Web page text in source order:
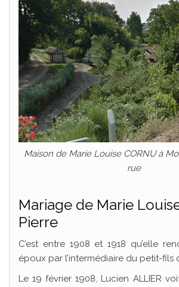
Maison de Marie Louise CORNU à
rue
Mariage de Marie
Pierre
C’est entre 1908 et 1918 qu’elle
époux par l’intermédiaire du petit-fils
Le 19 février 1908, Lucien ALLIER